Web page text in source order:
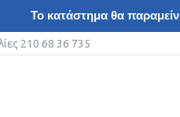
Το κατάστημα θα
210 68 36 735